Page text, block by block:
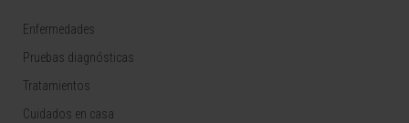
Enfermedades
Pruebas diagnósticas
Tratamientos
Cuidados en casa